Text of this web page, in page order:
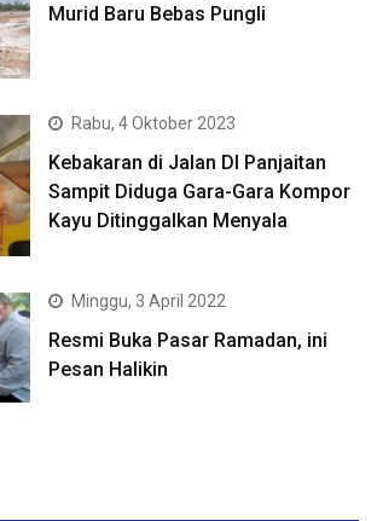
Murid Baru Bebas Pungli
Rabu, 4 Oktober 2023
Kebakaran di Jalan DI Panjaitan
Sampit Diduga Gara-Gara Kompor
Kayu Ditinggalkan Menyala
Minggu, 3 April 2022
Resmi Buka Pasar Ramadan, ini
Pesan Halikin